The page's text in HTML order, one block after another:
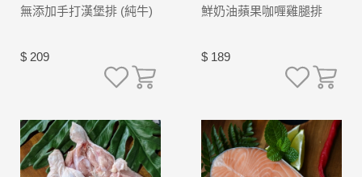
無添加手打漢堡排 (純牛)
$ 209
鮮奶油蘋果咖喱雞腿排
$ 189